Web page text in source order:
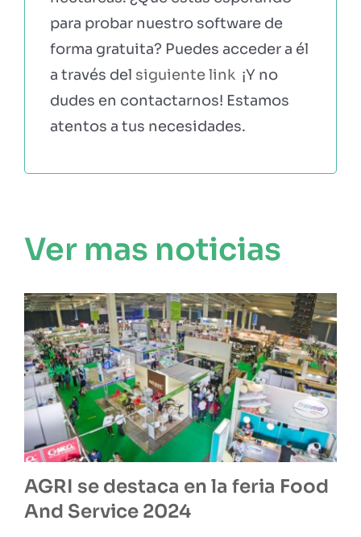
para probar nuestro software de
forma gratuita? Puedes acceder a él
a través del siguiente link ¡Y no
dudes en contactarnos! Estamos
atentos a tus necesidades.
Ver mas noticias
AGRI se destaca en la feria Food
And Service 2024